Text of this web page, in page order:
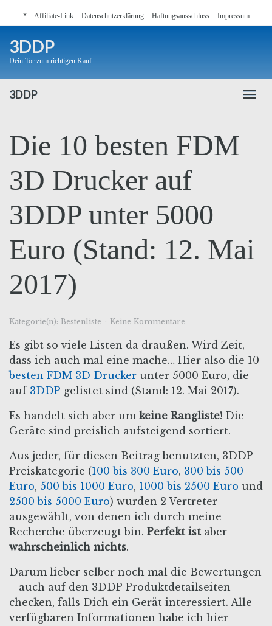
content
* = Affiliate-Link Datenschutzerklärung Haftungsausschluss Impressum
3DDP
Dein Tor zum richtigen Kauf.
Toggle
3DDP
Die 10 besten FDM
3D Drucker auf
3DDP unter 5000
Euro (Stand: 12. Mai
2017)
Kategorie(n): Bestenliste Keine Kommentare
Es gibt so viele Listen da draußen. Wird Zeit,
dass ich auch mal eine mache… Hier also die 10
besten FDM 3D Drucker unter 5000 Euro, die
auf 3DDP gelistet sind (Stand: 12. Mai 2017).
Es handelt sich aber um keine Rangliste! Die
Geräte sind preislich aufsteigend sortiert.
Aus jeder, für diesen Beitrag benutzten, 3DDP
Preiskategorie (100 bis 300 Euro, 300 bis 500
Euro, 500 bis 1000 Euro, 1000 bis 2500 Euro und
2500 bis 5000 Euro) wurden 2 Vertreter
ausgewählt, von denen ich durch meine
Recherche überzeugt bin. Perfekt ist aber
wahrscheinlich nichts.
Darum lieber selber noch mal die Bewertungen
– auch auf den 3DDP Produktdetailseiten –
checken, falls Dich ein Gerät interessiert. Alle
verfügbaren Informationen habe ich hier